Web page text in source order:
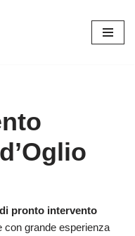
pronto intervento
con grande esperienza